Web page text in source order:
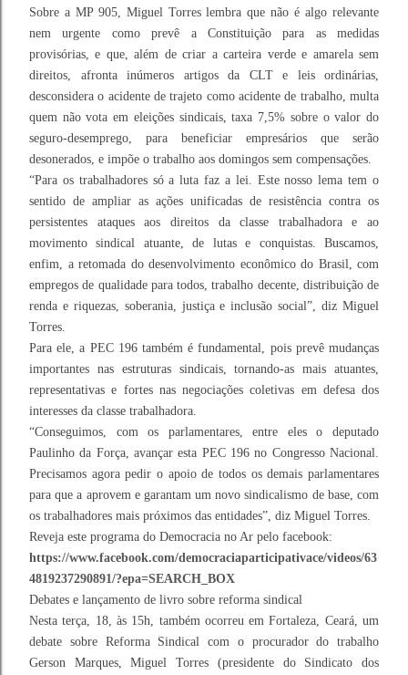
Sobre a MP 905, Miguel Torres lembra que não é algo relevante
nem urgente como prevê a Constituição para as medidas
provisórias, e que, além de criar a carteira verde e amarela sem
direitos, afronta inúmeros artigos da CLT e leis ordinárias,
desconsidera o acidente de trajeto como acidente de trabalho, multa
quem não vota em eleições sindicais, taxa 7,5% sobre o valor do
seguro-desemprego, para beneficiar empresários que serão
desonerados, e impõe o trabalho aos domingos sem compensações.
“Para os trabalhadores só a luta faz a lei. Este nosso lema tem o
sentido de ampliar as ações unificadas de resistência contra os
persistentes ataques aos direitos da classe trabalhadora e ao
movimento sindical atuante, de lutas e conquistas. Buscamos,
enfim, a retomada do desenvolvimento econômico do Brasil, com
empregos de qualidade para todos, trabalho decente, distribuição de
renda e riquezas, soberania, justiça e inclusão social”, diz Miguel
Torres.
Para ele, a PEC 196 também é fundamental, pois prevê mudanças
importantes nas estruturas sindicais, tornando-as mais atuantes,
representativas e fortes nas negociações coletivas em defesa dos
interesses da classe trabalhadora.
“Conseguimos, com os parlamentares, entre eles o deputado
Paulinho da Força, avançar esta PEC 196 no Congresso Nacional.
Precisamos agora pedir o apoio de todos os demais parlamentares
para que a aprovem e garantam um novo sindicalismo de base, com
os trabalhadores mais próximos das entidades”, diz Miguel Torres.
Reveja este programa do Democracia no Ar pelo facebook:
https://www.facebook.com/democraciaparticipativace/videos/63
4819237290891/?epa=SEARCH_BOX
Debates e lançamento de livro sobre reforma sindical
Nesta terça, 18, às 15h, também ocorreu em Fortaleza, Ceará, um
debate sobre Reforma Sindical com o procurador do trabalho
Gerson Marques, Miguel Torres (presidente do Sindicato dos